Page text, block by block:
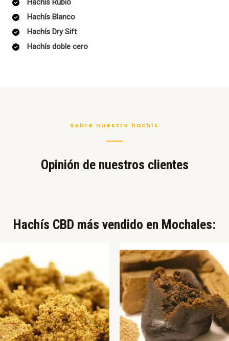
Hachís Rubio
Hachís Blanco
Hachís Dry Sift
Hachís doble cero
Sobre nuestro hachís
Opinión de nuestros clientes
Hachís CBD más vendido en Mochales:​